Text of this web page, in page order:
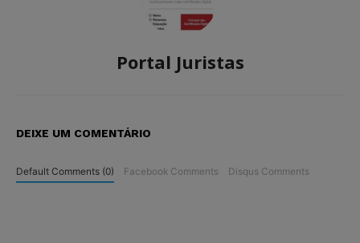
Portal Juristas
DEIXE UM COMENTÁRIO
Default Comments (0) Facebook Comments Disqus Comments